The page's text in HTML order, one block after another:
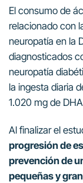
El consumo de
relacionado con
neuropatía en la
diagnosticados
neuropatía
la ingesta diaria
1.020 mg de
Al finalizar el
progresión de
prevención de
pequeñas y